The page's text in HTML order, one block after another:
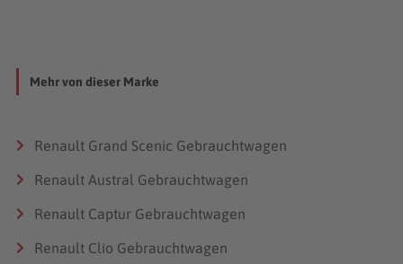
Mehr von dieser Marke
Renault Grand Scenic Gebrauchtwagen
Renault Austral Gebrauchtwagen
Renault Captur Gebrauchtwagen
Renault Clio Gebrauchtwagen